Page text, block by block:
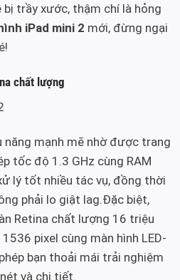
bị trầy xước, thậm chí là hỏng
iPad mini 2 mới, đừng ngại
chất lượng
mạnh mẽ nhờ được trang
tốc độ 1.3 GHz cùng RAM
lý tốt nhiều tác vụ, đồng thời
phải lo giật lag.Đặc biệt,
Retina chất lượng 16 triệu
pixel cùng màn hình LED-
bạn thoải mái trải nghiệm
và chi tiết.